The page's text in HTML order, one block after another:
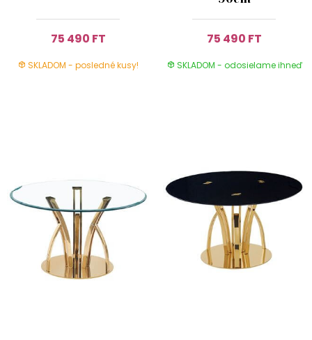
75 490 FT
SKLADOM - posledné kusy!
75 490 FT
SKLADOM - odosielame ihneď